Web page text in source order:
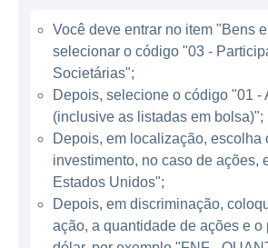
envolvem a pesquisa de
verificação de títulos para
transações imobiliárias possam
realizadas de forma segura.
empresa oferece seguros de
protegendo os compradores e
contra quaisquer disputas de
reivindicações não reveladas
surgir após a compra.
Você deve entrar no item "Bens
selecionar o código "03 -
Societárias";
Depois, selecione o código "01 -
(inclusive as listadas em bolsa)";
Depois, em localização, escolha
investimento, no caso de ações,
Estados Unidos";
Depois, em discriminação,
ação, a quantidade de ações e o